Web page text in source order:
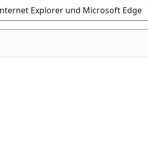
Explorer und Microsoft Edge